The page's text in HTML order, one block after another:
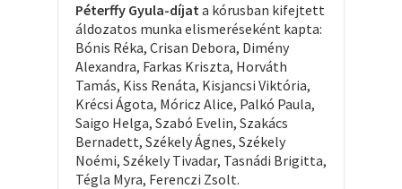
Péterffy Gyula-díjata kórusban kifejtett
áldozatos munka elismeréseként kapta:
Bónis Réka, Crisan Debora, Dimény
Alexandra, Farkas Kriszta, Horváth
Tamás, Kiss Renáta, Kisjancsi Viktória,
Krécsi Ágota, Móricz Alice, Palkó Paula,
Saigo Helga, Szabó Evelin, Szakács
Bernadett, Székely Ágnes, Székely
Noémi, Székely Tivadar, Tasnádi Brigitta,
Tégla Myra, Ferenczi Zsolt.